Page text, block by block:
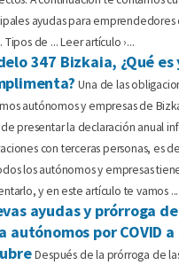
ayudas para emprendedores
Tipos de ... Leer artículo ›...
347 Bizkaia, ¿Qué es
Una de las
autónomos y empresas de
presentar la declaración anual
con terceras personas, es
los autónomos y empresas
y en este artículo te vamos ...
ayudas y prórroga
autónomos por COVID
Después de la prórroga de